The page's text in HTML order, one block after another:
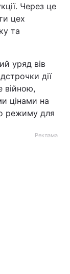
Через це
цех
та
уряд вів
дії
війною,
цінами на
режиму для
Реклама